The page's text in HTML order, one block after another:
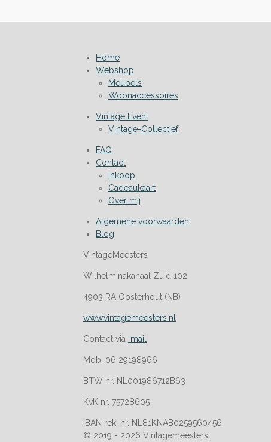
Home
Webshop
Meubels
Woonaccessoires
Vintage Event
Vintage-Collectief
FAQ
Contact
Inkoop
Cadeaukaart
Over mij
Algemene voorwaarden
Blog
VintageMeesters
Wilhelminakanaal Zuid 102
4903 RA Oosterhout (NB)
www.vintagemeesters.nl
Contact via mail
Mob. 06 29198966
BTW nr. NL001986712B63
KvK nr. 75728605
IBAN rek. nr. NL81KNAB0259560456
© 2019 - 2026 Vintagemeesters